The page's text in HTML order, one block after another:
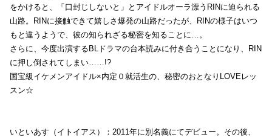
をかけると、「口封じしないと」とアイドルオーラ漂うRINに迫られる
山路。RINに接触できて嬉しさ爆発の山路だったが、RINの様子はいつ
もと違うようで、彼の知られざる秘密を知ることに…。
さらに、今度出演するBLドラマの台本読みに付き合うことになり、RIN
に押し倒されてしまい……!?
国宝級イケメンアイドル×内定０就活生の、秘密のおとなりLOVEレッ
スン☆
いといあす（イトイアス）：2011年に別名義にてデビュー。その後、